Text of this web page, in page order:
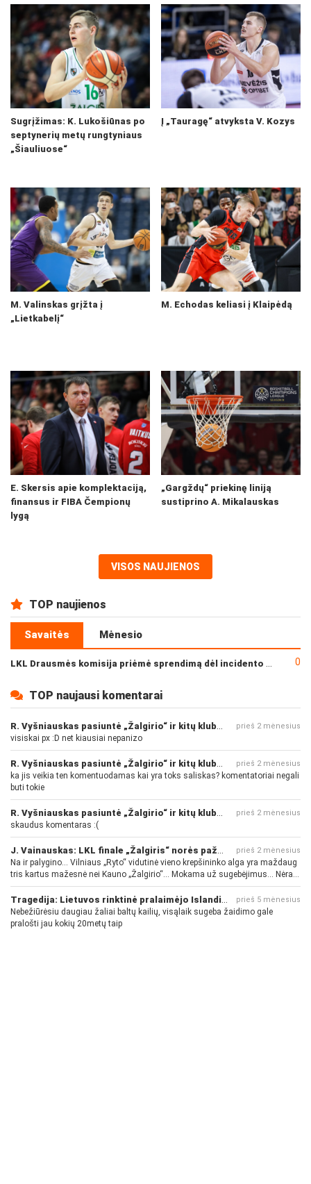
Sugrįžimas: K. Lukošiūnas po
septynerių metų rungtyniaus
„Šiauliuose“
Į „Tauragę“ atvyksta V. Kozys
M. Valinskas grįžta į
„Lietkabelį“
M. Echodas keliasi į Klaipėdą
E. Skersis apie komplektaciją,
finansus ir FIBA Čempionų
lygą
„Gargždų“ priekinę liniją
sustiprino A. Mikalauskas
VISOS NAUJIENOS
TOP naujienos
Savaitės Mėnesio
0
TOP naujausi komentarai
R. Vyšniauskas pasiuntė „Žalgirio“ ir kitų klubų fanus prieš 2 mėnesius
visiskai px :D net kiausiai nepanizo
R. Vyšniauskas pasiuntė „Žalgirio“ ir kitų klubų fanus prieš 2 mėnesius
ka jis veikia ten komentuodamas kai yra toks saliskas? komentatoriai negali
buti tokie
R. Vyšniauskas pasiuntė „Žalgirio“ ir kitų klubų fanus prieš 2 mėnesius
skaudus komentaras :(
J. Vainauskas: LKL finale „Žalgiris“ norės pažeminti „Rytą“ prieš 2 mėnesius
Na ir palygino... Vilniaus „Ryto“ vidutinė vieno krepšininko alga yra maždaug
tris kartus mažesnė nei Kauno „Žalgirio“... Mokama už sugebėjimus... Nėra
pinigų - nėra gerų žaidėjų...
Tragedija: Lietuvos rinktinė pralaimėjo Islandijai prieš 5 mėnesius
Nebežiūrėsiu daugiau žaliai baltų kailių, visąlaik sugeba žaidimo gale
pralošti jau kokių 20metų taip